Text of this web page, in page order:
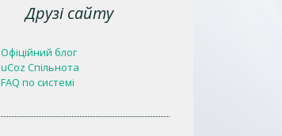
Друзі сайту
Офіційний блог
uCoz Спільнота
FAQ по системі